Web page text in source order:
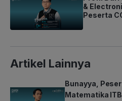
&
Peserta
Artikel Lainnya
Bunayya,
Matematika